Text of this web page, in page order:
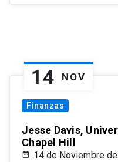
14 NOV
Finanzas
Jesse Davis,
Chapel Hill
14 de Noviembre